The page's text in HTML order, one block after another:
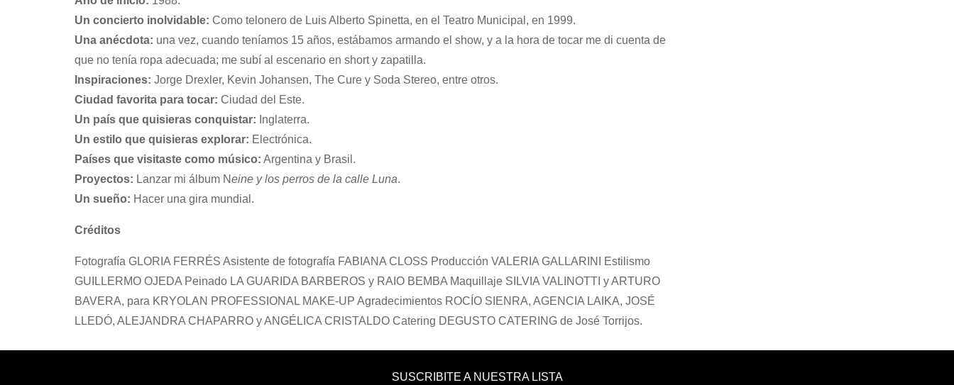
Un concierto inolvidable: Como telonero de Luis Alberto Spinetta, en el Teatro Municipal, en 1999.
Una anécdota: una vez, cuando teníamos 15 años, estábamos armando el show, y a la hora de tocar me di cuenta de
que no tenía ropa adecuada; me subí al escenario en short y zapatilla.
Inspiraciones: Jorge Drexler, Kevin Johansen, The Cure y Soda Stereo, entre otros.
Ciudad favorita para tocar: Ciudad del Este.
Un país que quisieras conquistar: Inglaterra.
Un estilo que quisieras explorar: Electrónica.
Países que visitaste como músico: Argentina y Brasil.
Proyectos: Lanzar mi álbum Neine y los perros de la calle Luna.
Un sueño: Hacer una gira mundial.
Créditos
Fotografía GLORIA FERRÉS Asistente de fotografía FABIANA CLOSS Producción VALERIA GALLARINI Estilismo
GUILLERMO OJEDA Peinado LA GUARIDA BARBEROS y RAIO BEMBA Maquillaje SILVIA VALINOTTI y ARTURO
BAVERA, para KRYOLAN PROFESSIONAL MAKE-UP Agradecimientos ROCÍO SIENRA, AGENCIA LAIKA, JOSÉ
LLEDÓ, ALEJANDRA CHAPARRO y ANGÉLICA CRISTALDO Catering DEGUSTO CATERING de José Torrijos.
SUSCRIBITE A NUESTRA LISTA